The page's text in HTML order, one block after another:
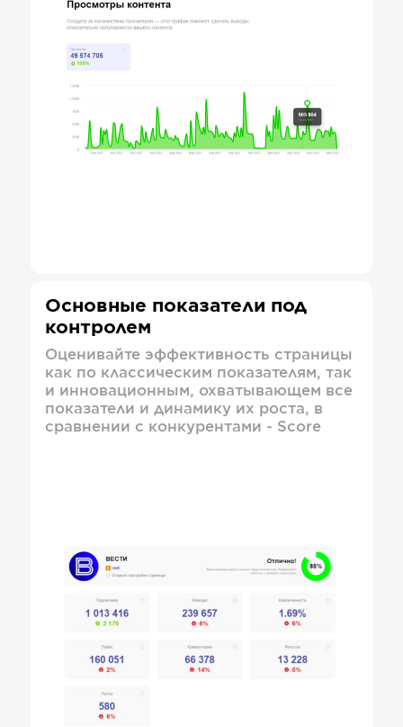
Основные показатели под
контролем
Оценивайте эффективность страницы
как по классическим показателям, так
и инновационным, охватывающем все
показатели и динамику их роста, в
сравнении с конкурентами - Score